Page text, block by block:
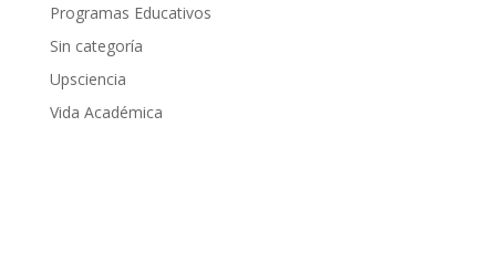
Programas Educativos
Sin categoría
Upsciencia
Vida Académica